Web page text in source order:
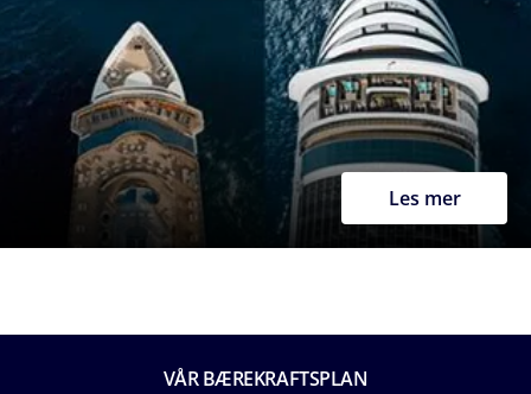
Les mer
VÅR BÆREKRAFTSPLAN